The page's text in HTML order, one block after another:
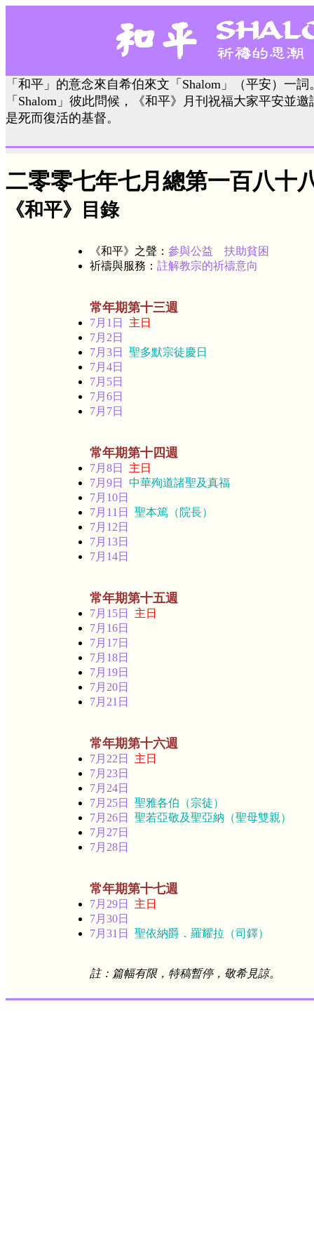
「和平」的意念來自希伯來文「Shalom」（平安）一
「Shalom」彼此問候，《和平》月刊祝福大家平安並
是死而復活的基督。
二零零七年七月總第一百八十
《和平》目錄
《和平》之聲： 參與公益 扶助貧困
祈禱與服務： 註解教宗的祈禱意向
常年期第十三週
7月1日
主日
7月2日
7月3日 聖多默宗徒慶日
7月4日
7月5日
7月6日
7月7日
常年期第十四週
7月8日
主日
7月9日 中華殉道諸聖及真福
7月10日
7月11日 聖本篤（院長）
7月12日
7月13日
7月14日
常年期第十五週
7月15日
主日
7月16日
7月17日
7月18日
7月19日
7月20日
7月21日
常年期第十六週
7月22日
主日
7月23日
7月24日
7月25日 聖雅各伯（宗徒）
7月26日 聖若亞敬及聖亞納（聖母雙親）
7月27日
7月28日
常年期第十七週
7月29日
主日
7月30日
7月31日 聖依納爵．羅耀拉（司鐸）
註：篇幅有限，特稿暫停，敬希見諒。